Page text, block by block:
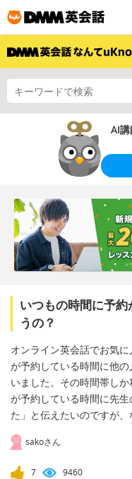
AI
いつもの時間に予
うの？
オンライン英会話でお気
が予約している時間に他
いました。その時間帯し
が予約している時間に先
た」と伝えたいのですが
sakoさん
7 9460